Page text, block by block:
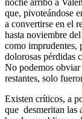
que, pivoteándose
a convertirse en el
hasta noviembre
como imprudentes,
dolorosas pérdidas
No podemos obviar
restantes, solo
Existen críticos, a
que desmeritan las